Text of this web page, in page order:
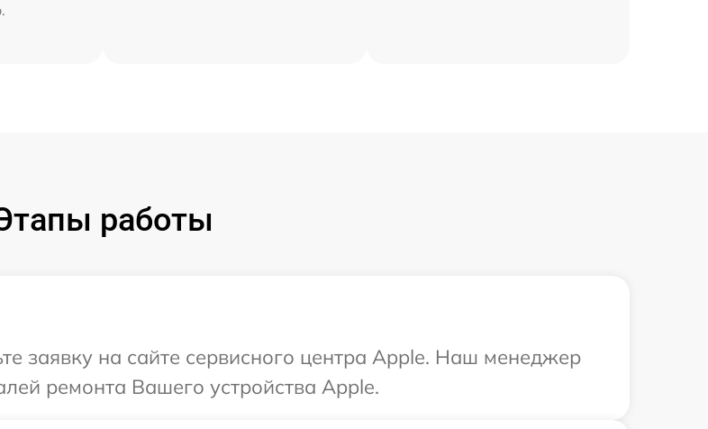
работы
заявку на сайте сервисного центра Apple. Наш менеджер
ремонта Вашего устройства Apple.